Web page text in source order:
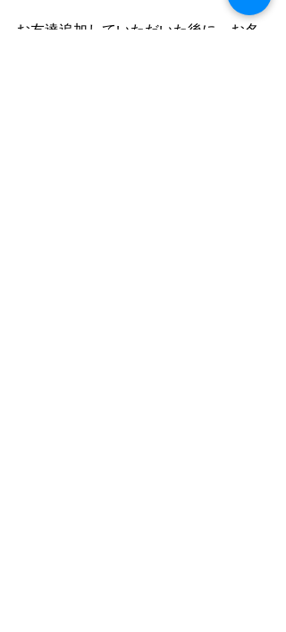
お友達追加していただいた後に、お名